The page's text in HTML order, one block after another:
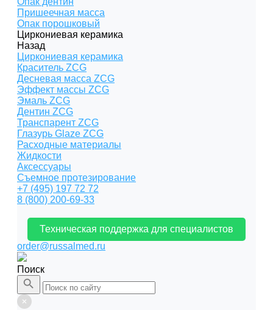
Пришеечная масса
Опак порошковый
Циркониевая керамика
Назад
Циркониевая керамика
Краситель ZCG
Десневая масса ZCG
Эффект массы ZCG
Эмаль ZCG
Дентин ZCG
Транспарент ZCG
Глазурь Glaze ZCG
Расходные материалы
Жидкости
Аксессуары
Съемное протезирование
+7 (495) 197 72 72
8 (800) 200-69-33
Техническая поддержка для специалистов
order@russalmed.ru
Поиск